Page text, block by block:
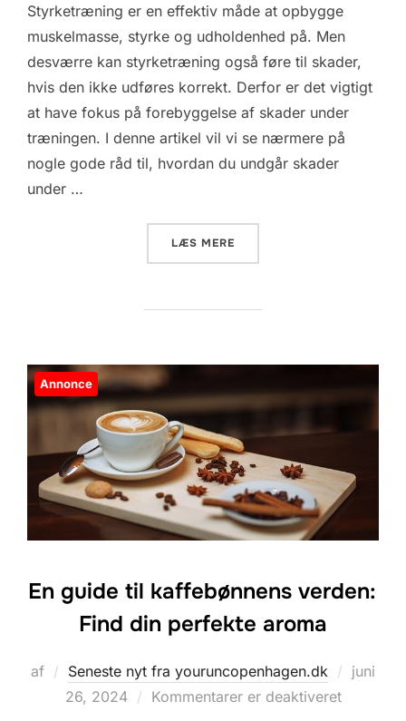
Styrketræning er en effektiv måde at opbygge
muskelmasse, styrke og udholdenhed på. Men
desværre kan styrketræning også føre til skader,
hvis den ikke udføres korrekt. Derfor er det vigtigt
at have fokus på forebyggelse af skader under
træningen. I denne artikel vil vi se nærmere på
nogle gode råd til, hvordan du undgår skader
under …
LÆS MERE
Annonce
En guide til kaffebønnens verden:
Find din perfekte aroma
af Seneste nyt fra youruncopenhagen.dk
Udgivet
juni
26, 2024
Kommentarer er deaktiveret